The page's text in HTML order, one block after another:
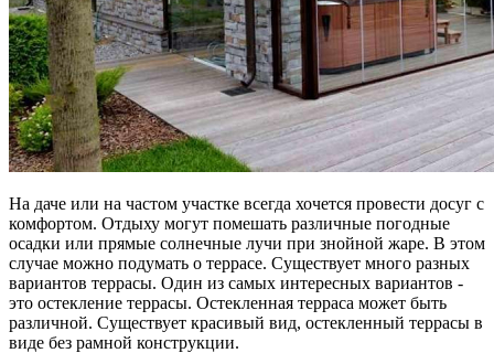
На даче или на частом участке всегда хочется провести досуг с
комфортом. Отдыху могут помешать различные погодные
осадки или прямые солнечные лучи при знойной жаре. В этом
случае можно подумать о террасе. Существует много разных
вариантов террасы. Один из самых интересных вариантов -
это остекление террасы. Остекленная терраса может быть
различной. Существует красивый вид, остекленный террасы в
виде без рамной конструкции.